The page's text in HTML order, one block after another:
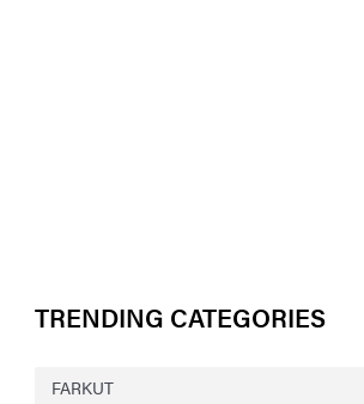
TRENDING CATEGORIES
FARKUT